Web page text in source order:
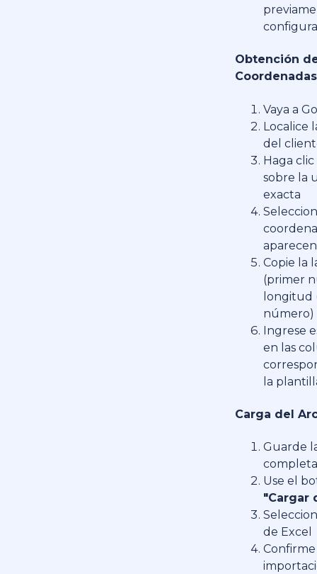
Obtención
Coordenadas
Vaya a
Localice
del
Haga
sobre la
exacta
aparecen
Copie la
(primer
longitud
número)
Ingrese
en las
la
Carga del
Guarde
Use el
"Cargar
de Excel